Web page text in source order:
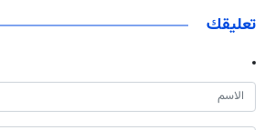
تعليقك